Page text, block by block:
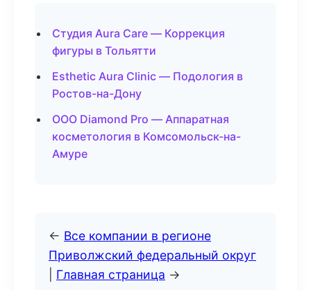
Студия Aura Care — Коррекция
фигуры в Тольятти
Esthetic Aura Clinic — Подология в
Ростов-на-Дону
ООО Diamond Pro — Аппаратная
косметология в Комсомольск-на-
Амуре
← Все компании в регионе
Приволжский федеральный округ
Главная страница →